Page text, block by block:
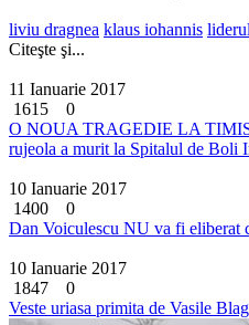
liviu dragnea klaus iohannis
Citeşte şi...
11 Ianuarie 2017
1615
0
O NOUA TRAGEDIE LA
rujeola a murit la Spitalul de Boli
10 Ianuarie 2017
1400
0
Dan Voiculescu NU va fi eliberat
10 Ianuarie 2017
1847
0
Veste uriasa primita de Vasile